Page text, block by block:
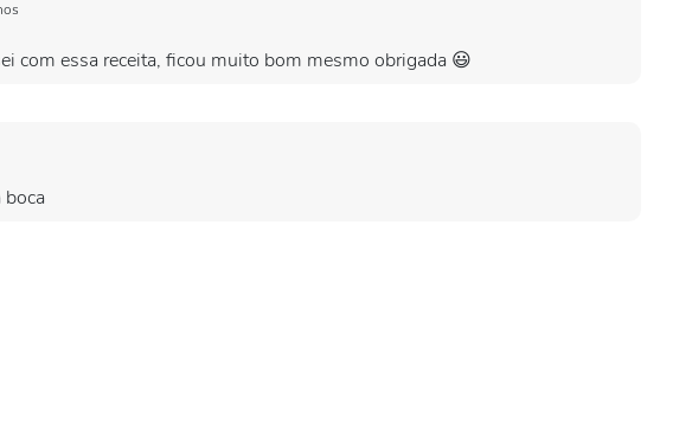
com essa receita, ficou muito bom mesmo obrigada 😃
boca